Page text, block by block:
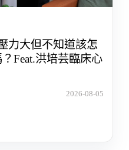
力大但不知道該怎
Feat.洪培芸臨床心
2026-08-05